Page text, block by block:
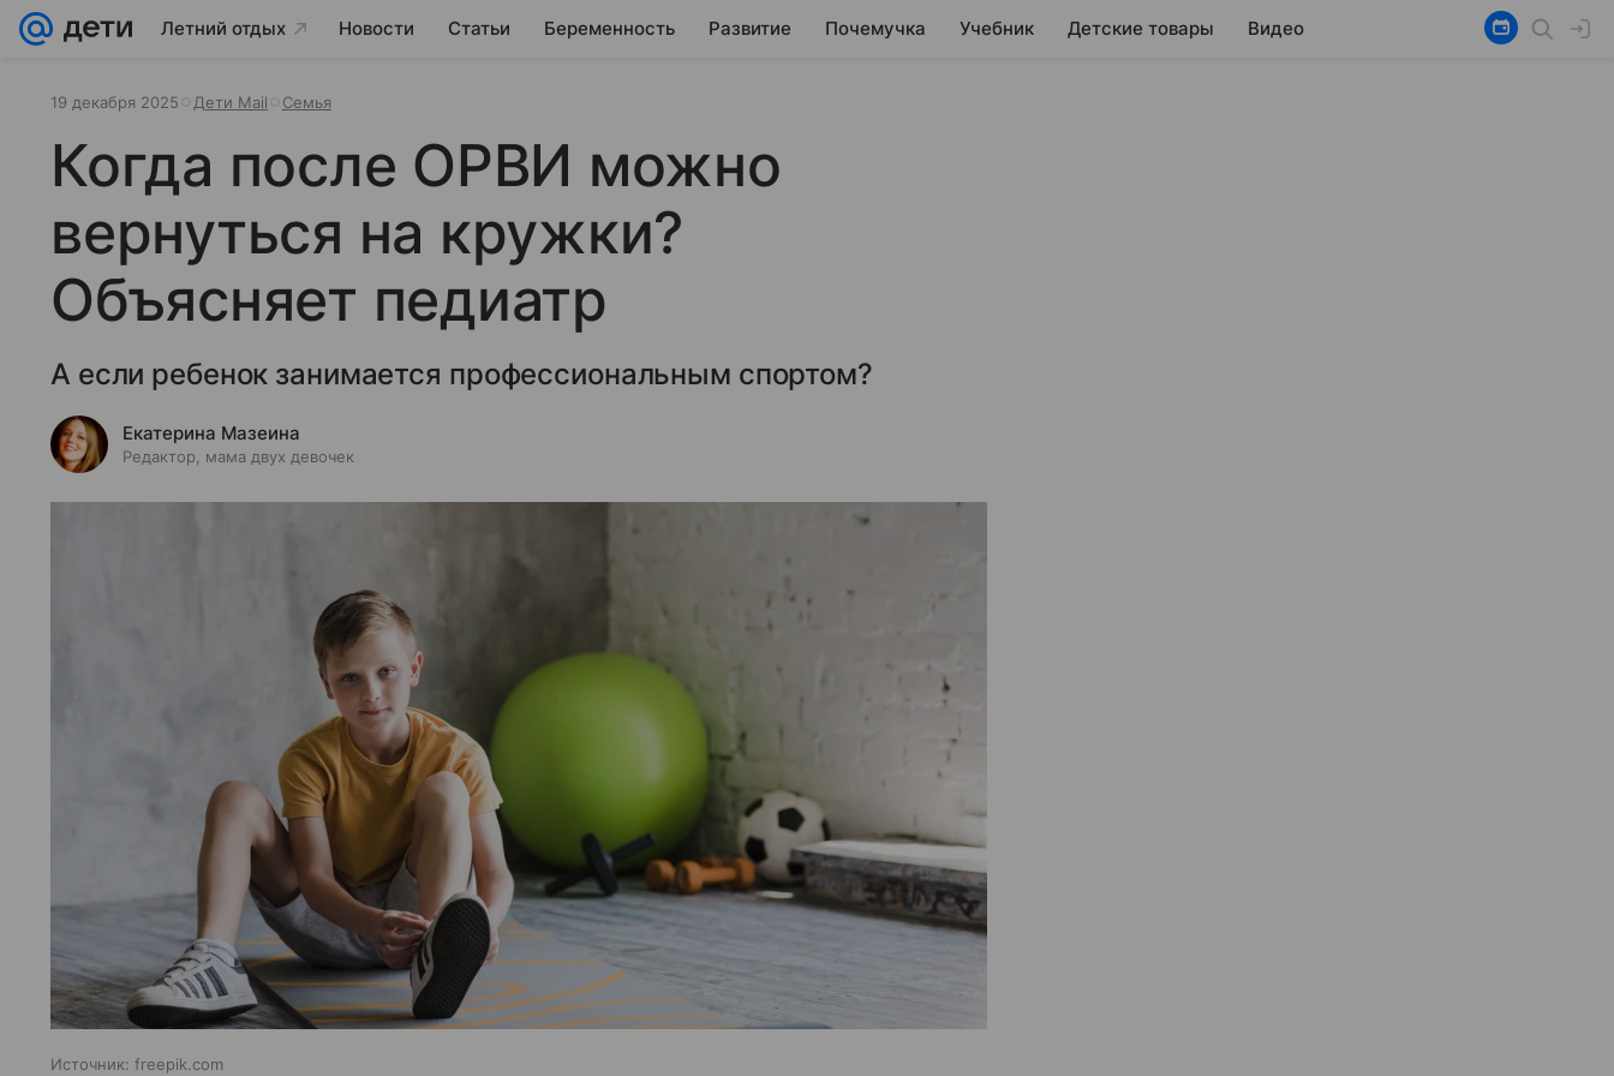
Летний отдых Новости Статьи Беременность Развитие Почемучка Учебник Детские товары Видео
19 декабря 2025 Дети Mail Семья
Когда после ОРВИ можно
вернуться на кружки?
Объясняет педиатр
А если ребенок занимается профессиональным спортом?
Екатерина Мазеина
Редактор, мама двух девочек
Источник: freepik.com